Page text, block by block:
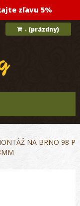
zľavu 5%
- (prázdny)
NA BRNO 98 P